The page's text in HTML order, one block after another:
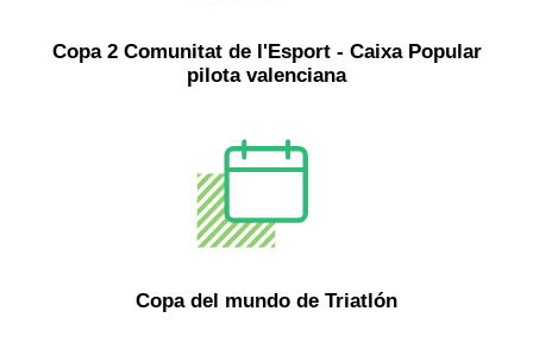
Copa 2 Comunitat de l'Esport - Caixa Popular
pilota valenciana
Copa del mundo de Triatlón